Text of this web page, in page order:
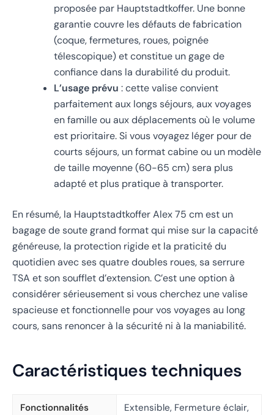
proposée par Hauptstadtkoffer. Une bonne
garantie couvre les défauts de fabrication
(coque, fermetures, roues, poignée
télescopique) et constitue un gage de
confiance dans la durabilité du produit.
L’usage prévu : cette valise convient
parfaitement aux longs séjours, aux voyages
en famille ou aux déplacements où le volume
est prioritaire. Si vous voyagez léger pour de
courts séjours, un format cabine ou un modèle
de taille moyenne (60-65 cm) sera plus
adapté et plus pratique à transporter.
En résumé, la Hauptstadtkoffer Alex 75 cm est un
bagage de soute grand format qui mise sur la capacité
généreuse, la protection rigide et la praticité du
quotidien avec ses quatre doubles roues, sa serrure
TSA et son soufflet d’extension. C’est une option à
considérer sérieusement si vous cherchez une valise
spacieuse et fonctionnelle pour vos voyages au long
cours, sans renoncer à la sécurité ni à la maniabilité.
Caractéristiques techniques
Fonctionnalités
Extensible, Fermeture éclair,